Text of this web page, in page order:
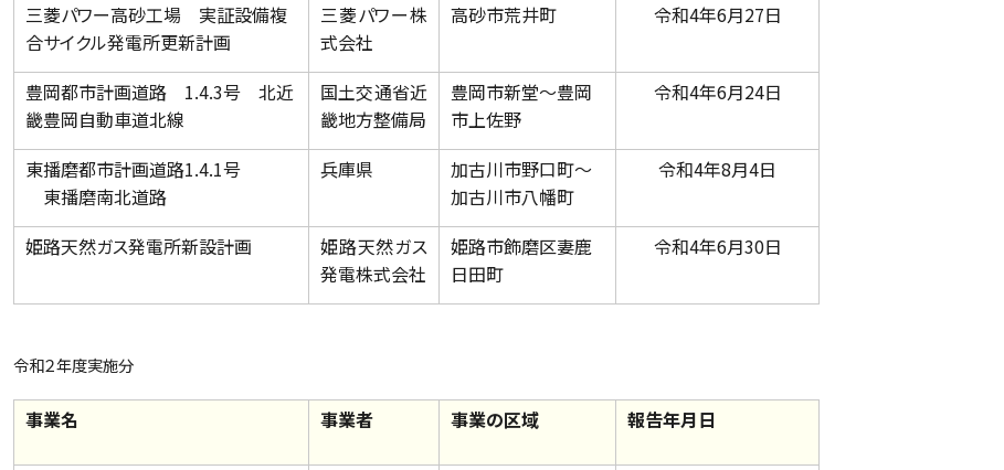
三菱パワー高砂工場 実証設備複
合サイクル発電所更新計画
三菱パワー株
式会社
高砂市荒井町 令和4年6月27日
豊岡都市計画道路 1.4.3号 北近
畿豊岡自動車道北線
国土交通省近
畿地方整備局
豊岡市新堂～豊岡
市上佐野
令和4年6月24日
東播磨都市計画道路1.4.1号
東播磨南北道路
兵庫県
加古川市野口町～
加古川市八幡町
令和4年8月4日
姫路天然ガス発電所新設計画
姫路天然ガス
発電株式会社
姫路市飾磨区妻鹿
日田町
令和4年6月30日
令和２年度実施分
事業名 事業者 事業の区域 報告年月日